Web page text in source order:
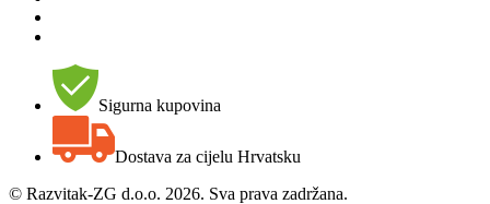
Sigurna kupovina
Dostava za cijelu Hrvatsku
© Razvitak-ZG d.o.o. 2026. Sva prava zadržana.